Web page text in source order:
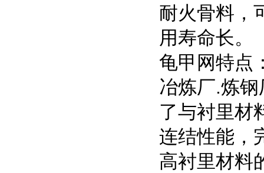
耐火骨料，
用
龟甲网特点
冶炼厂.炼
了与衬里材
连结性能，
高衬里材料